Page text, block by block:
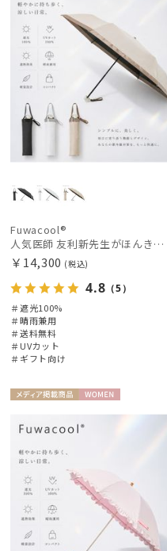
絞り込み
レディース
カテゴリー
ブランド
Fuwacool®
人気医師 友利新先生がほんきで作った”絶対に忘れない誰でも日傘” 55【晴雨兼用折りたたみ日傘】フワクール® (Fuwacool®) 雨の日OK 軽量 遮光100% UV100%
￥14,300 (税込)
4.8 （5）
＃遮光100%
＃晴雨兼用
＃送料無料
＃UVカット
＃ギフト向け
載商品
N